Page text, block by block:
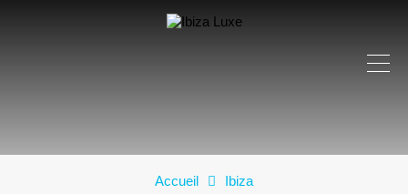
Accueil Ibiza